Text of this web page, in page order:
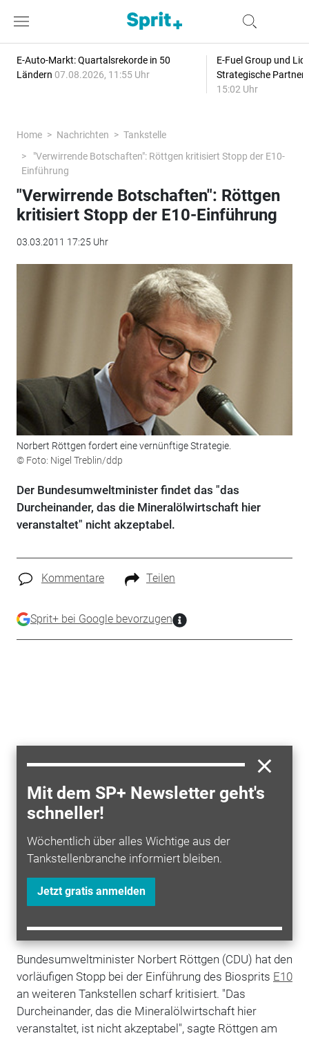
E-Auto-Markt: Quartalsrekorde in 50
Ländern 07.08.2026, 11:55 Uhr
E-Fuel Group und
Strategische
15:02 Uhr
Home Nachrichten
Tankstelle
"Verwirrende Botschaften": Röttgen kritisiert Stopp der E10-
Einführung
"Verwirrende Botschaften": Röttgen
kritisiert Stopp der E10-Einführung
03.03.2011 17:25 Uhr
Norbert Röttgen fordert eine vernünftige Strategie.
© Foto: Nigel Treblin/ddp
Der Bundesumweltminister findet das "das
Durcheinander, das die Mineralölwirtschaft hier
veranstaltet" nicht akzeptabel.
Kommentare Teilen
Sprit+ bei Google bevorzugen
Mit dem SP+ Newsletter geht's
schneller!
Wöchentlich über alles Wichtige aus der
Tankstellenbranche informiert bleiben.
Jetzt gratis anmelden
Bundesumweltminister Norbert Röttgen (CDU) hat den
vorläufigen Stopp bei der Einführung des Biosprits E10
an weiteren Tankstellen scharf kritisiert. "Das
Durcheinander, das die Mineralölwirtschaft hier
veranstaltet, ist nicht akzeptabel", sagte Röttgen am